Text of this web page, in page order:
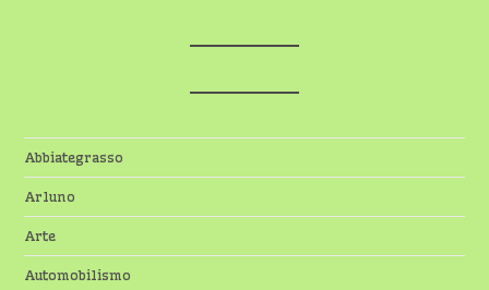
Abbiategrasso
Arluno
Arte
Automobilismo